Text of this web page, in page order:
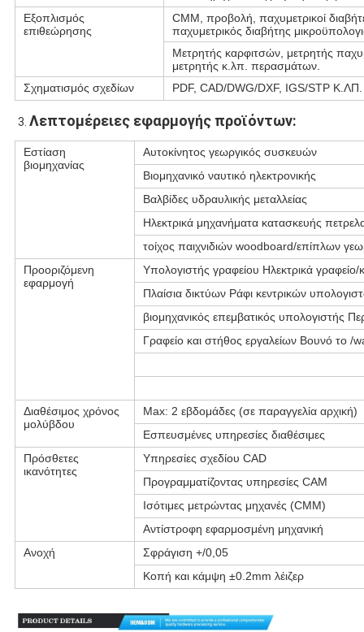
Εξοπλισμός
επιθεώρησης
CMM, προβολή, παχυμετρικοί
παχυμετρικός διαβήτης
Μετρητής καρφιτσών, μετρητής
μετρητής κ.λπ. περασμάτων.
Σχηματισμός σχεδίων
PDF, CAD/DWG/DXF, IGS/STP Κ.ΛΠ.
3. Λεπτομέρειες εφαρμογής προϊόντων:
Εστίαση
βιομηχανίας
Αυτοκίνητος γεωργικός συσκευών
Βιομηχανικό ναυτικό ηλεκτρονικής
Βαλβίδες υδραυλικής μεταλλείας
Ηλεκτρικά μηχανήματα κατασκευής
τοίχος παιχνιδιών woodboard/επίπλων
Προοριζόμενη
εφαρμογή
Υπολογιστής γραφείου Ηλεκτρικά γραφείο/
Πλαίσια δικτύων Ράφι κεντρικών
βιομηχανικός επεμβατικός υπολογιστής
Γραφείο και στήθος εργαλείων Βουνό το /
Διαθέσιμος χρόνος
μολύβδου
Max: 2 εβδομάδες (σε παραγγελία αρχική)
Εσπευσμένες υπηρεσίες διαθέσιμες
Πρόσθετες
ικανότητες
Υπηρεσίες σχεδίου CAD
Προγραμματίζοντας υπηρεσίες CAM
Ισότιμες μετρώντας μηχανές (CMM)
Αντίστροφη εφαρμοσμένη μηχανική
Ανοχή
Σφράγιση +/0,05
Κοπή και κάμψη ±0.2mm λέιζερ